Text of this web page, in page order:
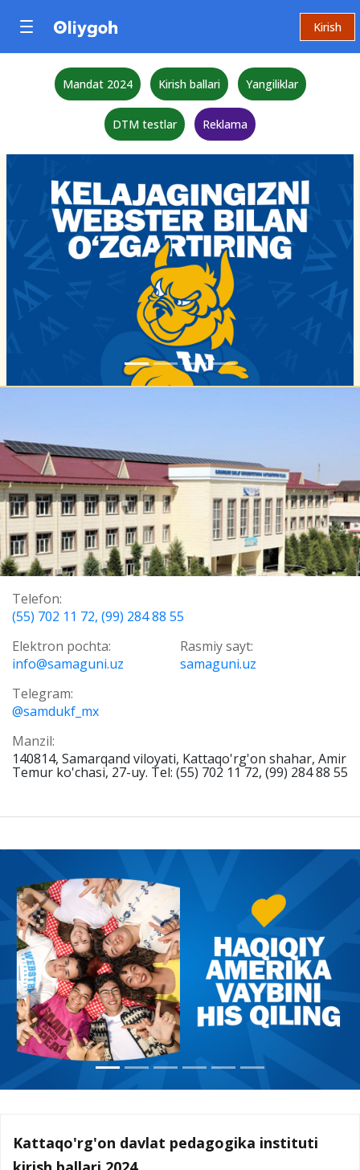
Kirish
Mandat 2024 Kirish ballari Yangiliklar
DTM testlar Reklama
Telefon:
(55) 702 11 72, (99) 284 88 55
Elektron pochta:
info@samaguni.uz
Rasmiy sayt:
samaguni.uz
Telegram:
@samdukf_mx
Manzil:
140814, Samarqand viloyati, Kattaqo'rg'on shahar, Amir
Temur ko'chasi, 27-uy. Tel: (55) 702 11 72, (99) 284 88 55
Kattaqo'rg'on davlat pedagogika instituti